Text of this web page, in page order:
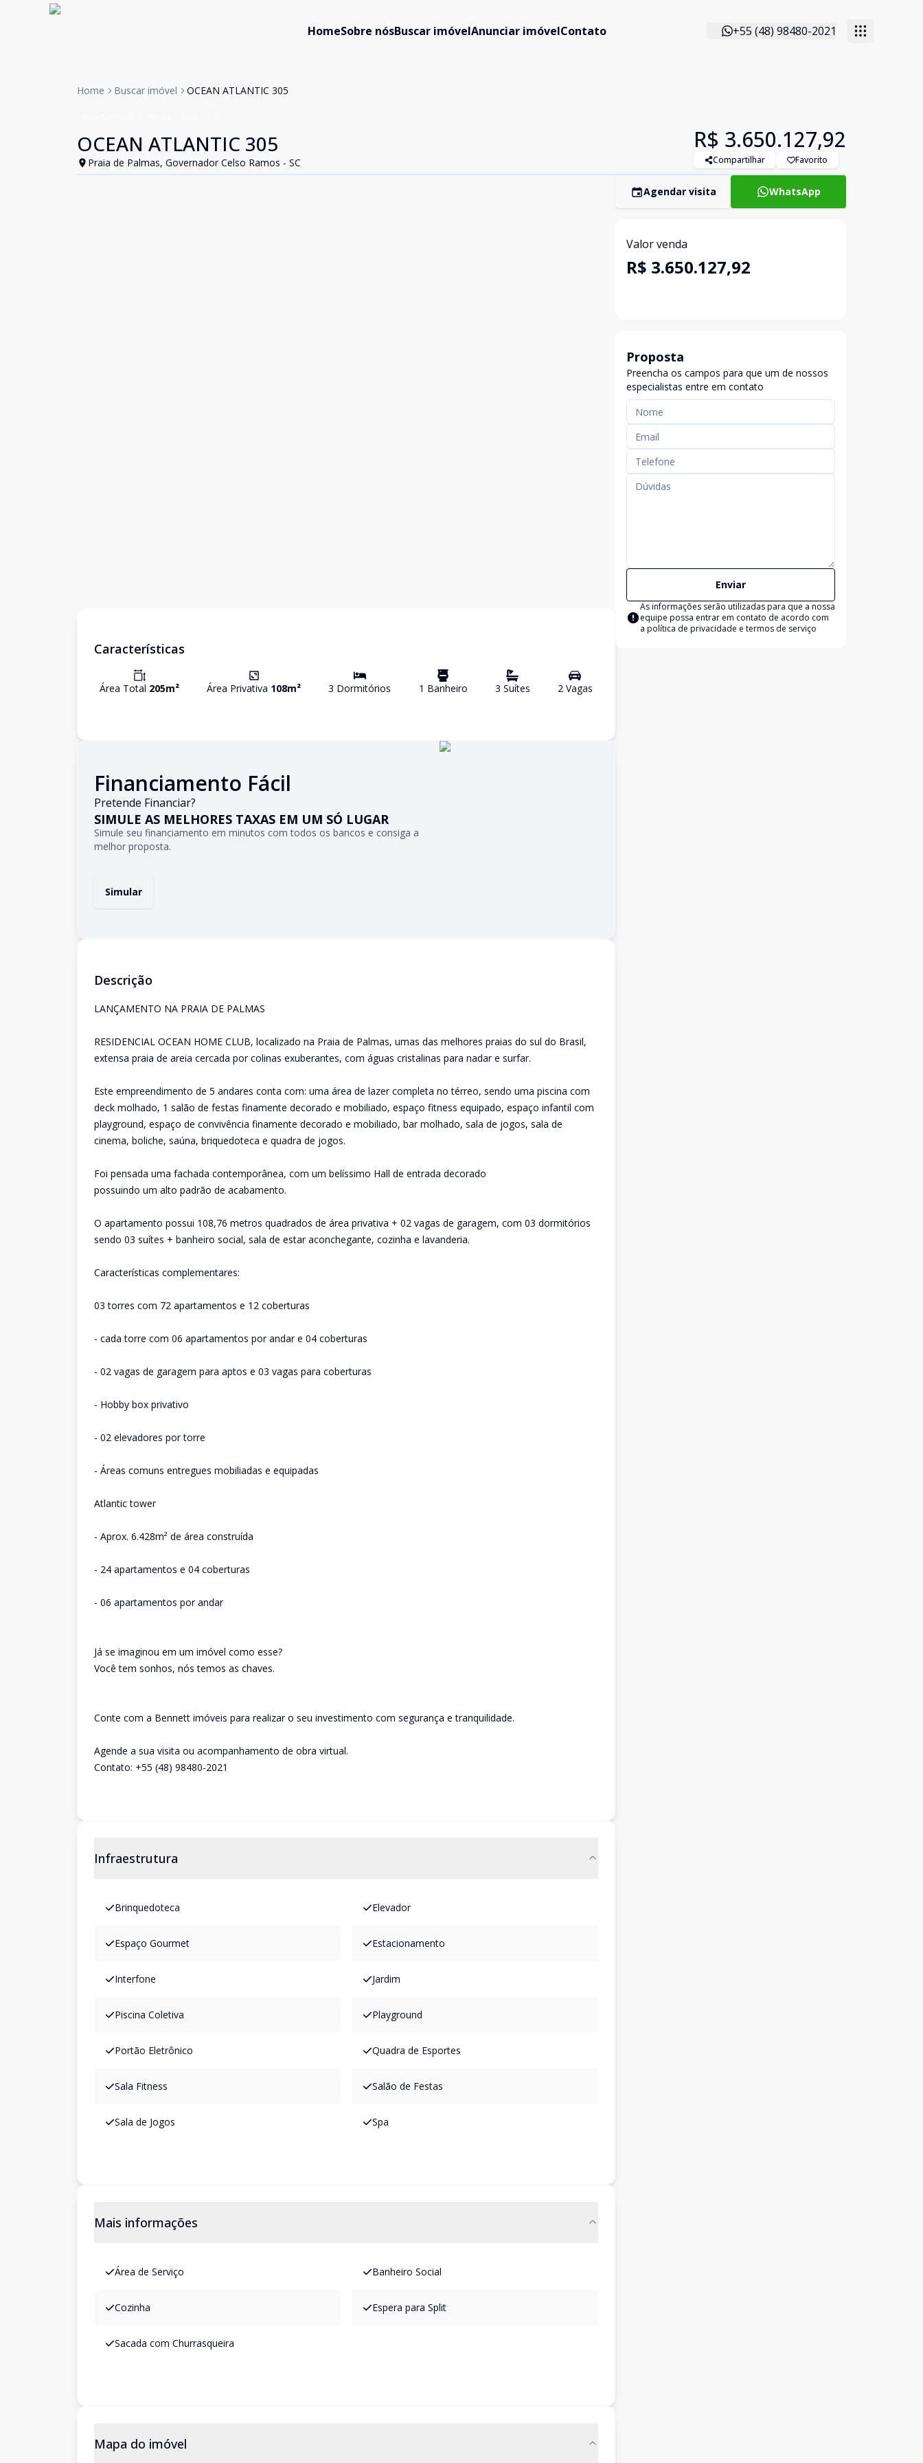
HomeSobre nósBuscar imóvelAnunciar imóvelContato +55 (48) 98480-2021
Home Buscar imóvel OCEAN ATLANTIC 305
OCEAN ATLANTIC 305
Praia de Palmas, Governador Celso Ramos - SC
R$ 3.650.127,92
Compartilhar Favorito
Características
Área Total 205m² Área Privativa 108m² 3 Dormitórios 1 Banheiro 3 Suítes 2Vagas
Financiamento Fácil
Pretende Financiar?
SIMULE AS MELHORES TAXAS EM UM SÓ LUGAR
Simule seu financiamento em minutos com todos os bancos e consiga a
melhor proposta.
Simular
Descrição
LANÇAMENTO NA PRAIA DE PALMAS
RESIDENCIAL OCEAN HOME CLUB, localizado na Praia de Palmas, umas das melhores praias do sul do Brasil,
extensa praia de areia cercada por colinas exuberantes, com águas cristalinas para nadar e surfar.
Este empreendimento de 5 andares conta com: uma área de lazer completa no térreo, sendo uma piscina com
deck molhado, 1 salão de festas finamente decorado e mobiliado, espaço fitness equipado, espaço infantil com
playground, espaço de convivência finamente decorado e mobiliado, bar molhado, sala de jogos, sala de
cinema, boliche, saúna, briquedoteca e quadra de jogos.
Foi pensada uma fachada contemporânea, com um belíssimo Hall de entrada decorado
possuindo um alto padrão de acabamento.
O apartamento possui 108,76 metros quadrados de área privativa + 02 vagas de garagem, com 03 dormitórios
sendo 03 suítes + banheiro social, sala de estar aconchegante, cozinha e lavanderia.
Características complementares:
03 torres com 72 apartamentos e 12 coberturas
- cada torre com 06 apartamentos por andar e 04 coberturas
- 02 vagas de garagem para aptos e 03 vagas para coberturas
- Hobby box privativo
- 02 elevadores por torre
- Áreas comuns entregues mobiliadas e equipadas
Atlantic tower
- Aprox. 6.428m² de área construída
- 24 apartamentos e 04 coberturas
- 06 apartamentos por andar
Já se imaginou em um imóvel como esse?
Você tem sonhos, nós temos as chaves.
Conte com a Bennett imóveis para realizar o seu investimento com segurança e tranquilidade.
Agende a sua visita ou acompanhamento de obra virtual.
Contato: +55 (48) 98480-2021
Infraestrutura
Brinquedoteca Elevador
Espaço Gourmet Estacionamento
Interfone Jardim
Piscina Coletiva Playground
Portão Eletrônico Quadra de Esportes
Sala Fitness Salão de Festas
Sala de Jogos Spa
Mais informações
Área de Serviço Banheiro Social
Cozinha Espera para Split
Sacada com Churrasqueira
Mapa do imóvel
Agendar visita WhatsApp
Valor venda
R$ 3.650.127,92
Proposta
Preencha os campos para que um de nossos
especialistas entre em contato
Enviar
As informações serão utilizadas para que a nossa
equipe possa entrar em contato de acordo com
a política de privacidade e termos de serviço